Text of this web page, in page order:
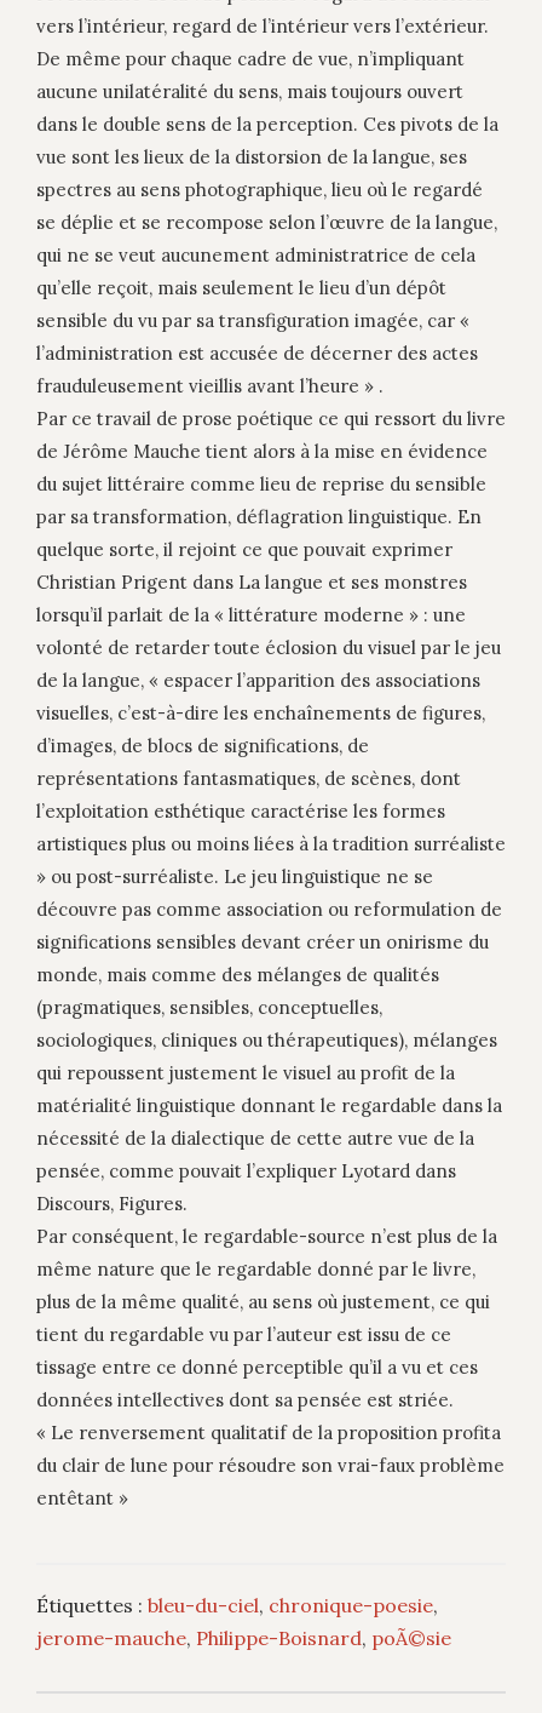
vers l’intérieur, regard de l’intérieur vers l’extérieur.
De même pour chaque cadre de vue, n’impliquant
aucune unilatéralité du sens, mais toujours ouvert
dans le double sens de la perception. Ces pivots de la
vue sont les lieux de la distorsion de la langue, ses
spectres au sens photographique, lieu où le regardé
se déplie et se recompose selon l’œuvre de la langue,
qui ne se veut aucunement administratrice de cela
qu’elle reçoit, mais seulement le lieu d’un dépôt
sensible du vu par sa transfiguration imagée, car «
l’administration est accusée de décerner des actes
frauduleusement vieillis avant l’heure » .
Par ce travail de prose poétique ce qui ressort du livre
de Jérôme Mauche tient alors à la mise en évidence
du sujet littéraire comme lieu de reprise du sensible
par sa transformation, déflagration linguistique. En
quelque sorte, il rejoint ce que pouvait exprimer
Christian Prigent dans La langue et ses monstres
lorsqu’il parlait de la « littérature moderne » : une
volonté de retarder toute éclosion du visuel par le jeu
de la langue, « espacer l’apparition des associations
visuelles, c’est-à-dire les enchaînements de figures,
d’images, de blocs de significations, de
représentations fantasmatiques, de scènes, dont
l’exploitation esthétique caractérise les formes
artistiques plus ou moins liées à la tradition surréaliste
» ou post-surréaliste. Le jeu linguistique ne se
découvre pas comme association ou reformulation de
significations sensibles devant créer un onirisme du
monde, mais comme des mélanges de qualités
(pragmatiques, sensibles, conceptuelles,
sociologiques, cliniques ou thérapeutiques), mélanges
qui repoussent justement le visuel au profit de la
matérialité linguistique donnant le regardable dans la
nécessité de la dialectique de cette autre vue de la
pensée, comme pouvait l’expliquer Lyotard dans
Discours, Figures.
Par conséquent, le regardable-source n’est plus de la
même nature que le regardable donné par le livre,
plus de la même qualité, au sens où justement, ce qui
tient du regardable vu par l’auteur est issu de ce
tissage entre ce donné perceptible qu’il a vu et ces
données intellectives dont sa pensée est striée.
« Le renversement qualitatif de la proposition profita
du clair de lune pour résoudre son vrai-faux problème
entêtant »
Étiquettes : bleu-du-ciel, chronique-poesie,
jerome-mauche, Philippe-Boisnard, poÃ©sie